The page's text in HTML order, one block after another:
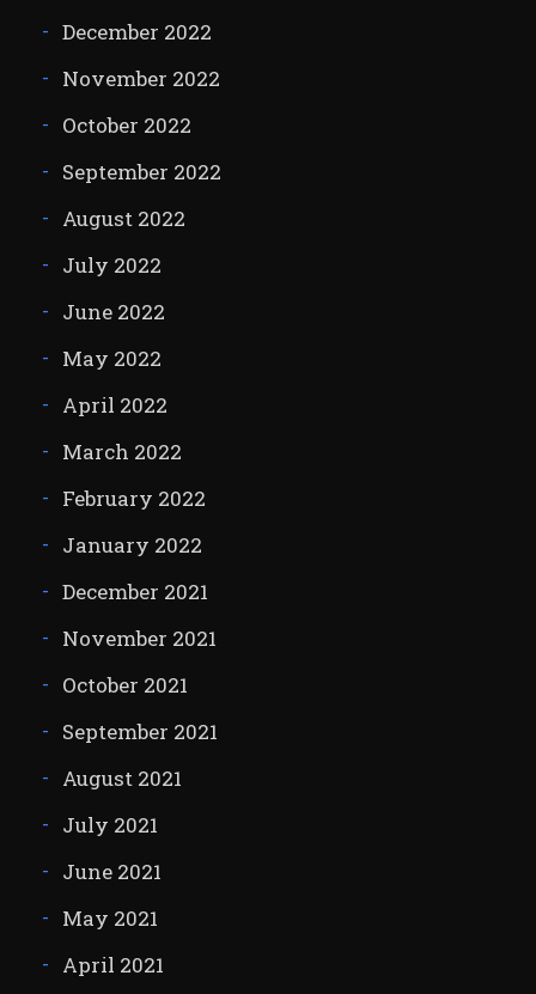
December 2022
November 2022
October 2022
September 2022
August 2022
July 2022
June 2022
May 2022
April 2022
March 2022
February 2022
January 2022
December 2021
November 2021
October 2021
September 2021
August 2021
July 2021
June 2021
May 2021
April 2021